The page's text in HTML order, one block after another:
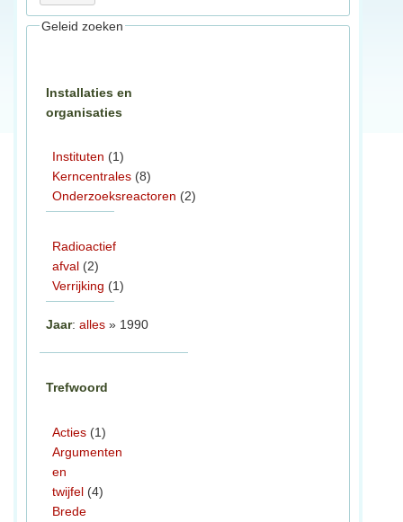
Geleid zoeken
Installaties en
organisaties
Instituten (1)
Kerncentrales (8)
Onderzoeksreactoren (2)
Radioactief
afval (2)
Verrijking (1)
Jaar: alles » 1990
Trefwoord
Acties (1)
Argumenten
en
twijfel (4)
Brede